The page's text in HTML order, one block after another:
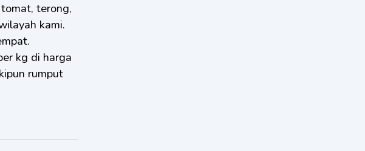
terong,
kami.
kg di harga
rumput